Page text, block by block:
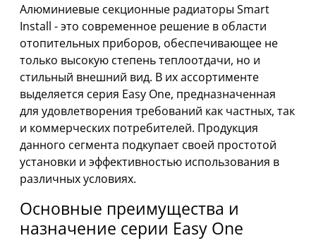
Алюминиевые секционные радиаторы Smart
Install - это современное решение в области
отопительных приборов, обеспечивающее не
только высокую степень теплоотдачи, но и
стильный внешний вид. В их ассортименте
выделяется серия Easy One, предназначенная
для удовлетворения требований как частных, так
и коммерческих потребителей. Продукция
данного сегмента подкупает своей простотой
установки и эффективностью использования в
различных условиях.
Основные преимущества и
назначение серии Easy One